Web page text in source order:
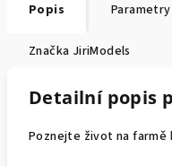
Popis Parametry
Značka JiriModels
Detailní popis
Poznejte život na farmě